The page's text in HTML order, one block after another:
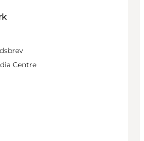
Centre